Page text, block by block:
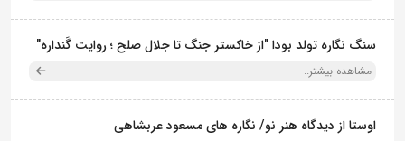
سنگ نگاره تولد بودا "از خاکستر جنگ تا جلال صلح ؛ روایت گَنداره"
مشاهده بیشتر..
اوستا از دیدگاه هنر نو/ نگاره های مسعود عربشاهی